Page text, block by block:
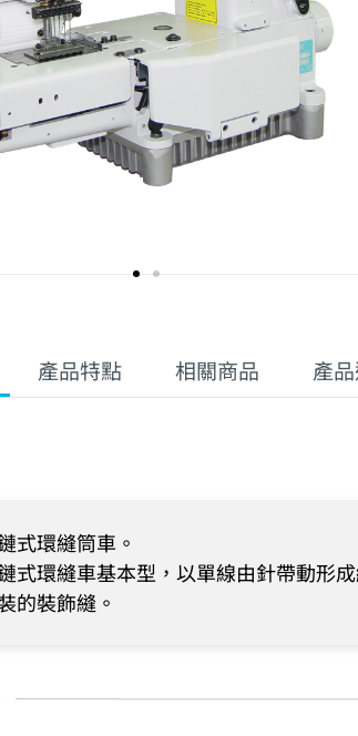
產品特點 相關商品 產
式環縫筒車。
式環縫車基本型，以單線由針帶動形
的裝飾縫。